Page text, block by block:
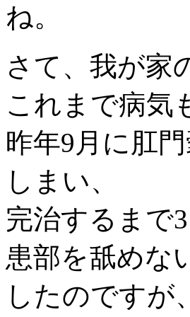
ね。
さて、我が家
これまで病気
昨年9月に肛
しまい、
完治するまで
患部を舐めな
したのですが、